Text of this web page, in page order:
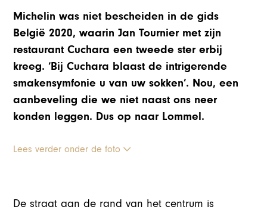
Michelin was niet bescheiden in de gids
België 2020, waarin Jan Tournier met zijn
restaurant Cuchara een tweede ster erbij
kreeg. ‘Bij Cuchara blaast de intrigerende
smakensymfonie u van uw sokken’. Nou, een
aanbeveling die we niet naast ons neer
konden leggen. Dus op naar Lommel.
Lees verder onder de foto
De straat aan de rand van het centrum is